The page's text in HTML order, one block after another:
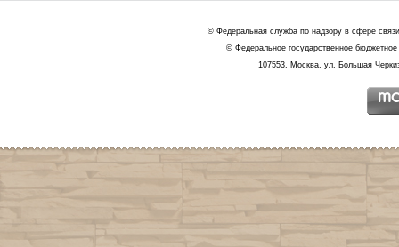
© Федеральная служба по надзору в сфере
© Федеральное государственное
107553, Москва, ул. Большая